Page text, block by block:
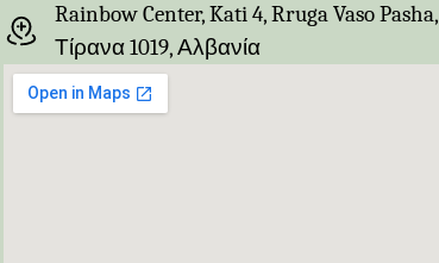
Rainbow Center, Kati 4, Rruga Vaso Pasha,
Τίρανα 1019, Αλβανία